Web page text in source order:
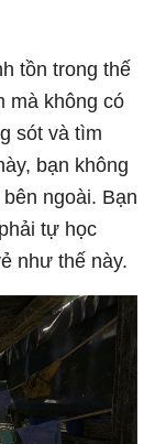
tồn trong thế
mà không có
sót và tìm
bạn không
ngoài. Bạn
tự học
như thế này.